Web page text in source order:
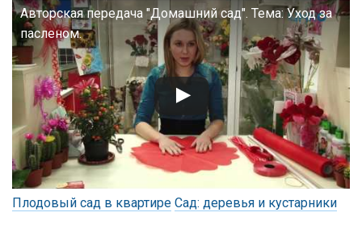
Авторская передача "Домашний сад". Тема: Уход за
пасленом.
Плодовый сад в квартире Сад: деревья и кустарники